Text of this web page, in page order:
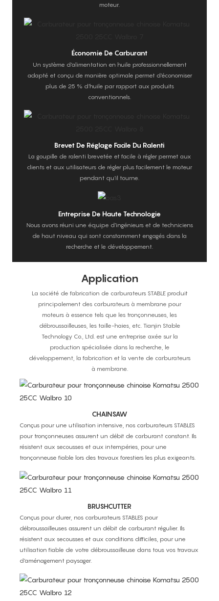
moteur.
Économie De Carburant
Un système d'alimentation en huile professionnellement
adapté et conçu de manière optimale permet d'économiser
plus de 25 % d'huile par rapport aux produits
conventionnels.
Brevet De Réglage Facile Du Ralenti
La goupille de ralenti brevetée et facile à régler permet aux
clients et aux utilisateurs de régler plus facilement le moteur
pendant qu'il tourne.
Entreprise De Haute Technologie
Nous avons réuni une équipe d'ingénieurs et de techniciens
de haut niveau qui sont constamment engagés dans la
recherche et le développement.
Application
La société de fabrication de carburateurs STABLE produit
principalement des carburateurs à membrane pour
moteurs à essence tels que les tronçonneuses, les
débroussailleuses, les taille-haies, etc. Tianjin Stable
Technology Co., Ltd. est une entreprise axée sur la
production spécialisée dans la recherche, le
développement, la fabrication et la vente de carburateurs
à membrane.
CHAINSAW
Conçus pour une utilisation intensive, nos carburateurs STABLES
pour tronçonneuses assurent un débit de carburant constant. Ils
résistent aux secousses et aux intempéries, pour une
tronçonneuse fiable lors des travaux forestiers les plus exigeants.
BRUSHCUTTER
Conçus pour durer, nos carburateurs STABLES pour
débroussailleuses assurent un débit de carburant régulier. Ils
résistent aux secousses et aux conditions difficiles, pour une
utilisation fiable de votre débroussailleuse dans tous vos travaux
d'aménagement paysager.